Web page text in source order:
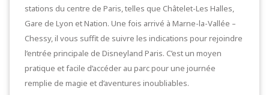
stations du centre de Paris, telles que Châtelet-Les Halles,
Gare de Lyon et Nation. Une fois arrivé à Marne-la-Vallée –
Chessy, il vous suffit de suivre les indications pour rejoindre
l’entrée principale de Disneyland Paris. C’est un moyen
pratique et facile d’accéder au parc pour une journée
remplie de magie et d’aventures inoubliables.